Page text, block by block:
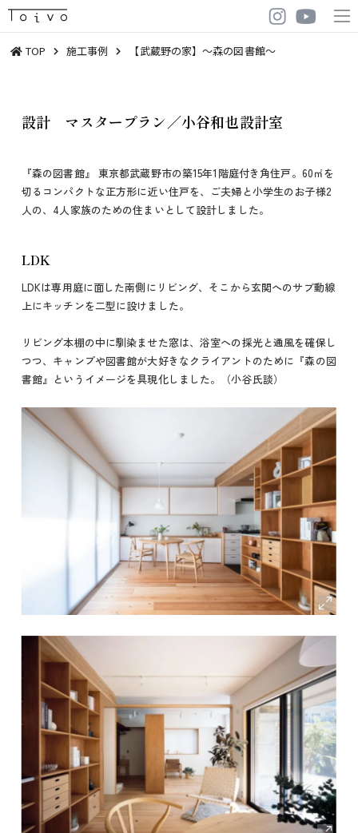
TOP 施工事例 【武蔵野の家】～森の図書館～
設計 マスタープラン／小谷和也設計室
『森の図書館』 東京都武蔵野市の築15年1階庭付き角住戸。60㎡を
切るコンパクトな正方形に近い住戸を、ご夫婦と小学生のお子様2
人の、4人家族のための住まいとして設計しました。
LDK
LDKは専用庭に面した南側にリビング、そこから玄関へのサブ動線
上にキッチンを二型に設けました。
リビング本棚の中に馴染ませた窓は、浴室への採光と通風を確保し
つつ、キャンプや図書館が大好きなクライアントのために『森の図
書館』というイメージを具現化しました。（小谷氏談）